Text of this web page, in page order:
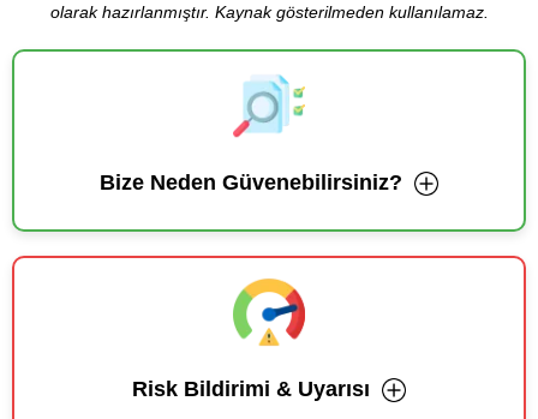
olarak hazırlanmıştır. Kaynak gösterilmeden kullanılamaz.
Bize Neden Güvenebilirsiniz?
Risk Bildirimi & Uyarısı